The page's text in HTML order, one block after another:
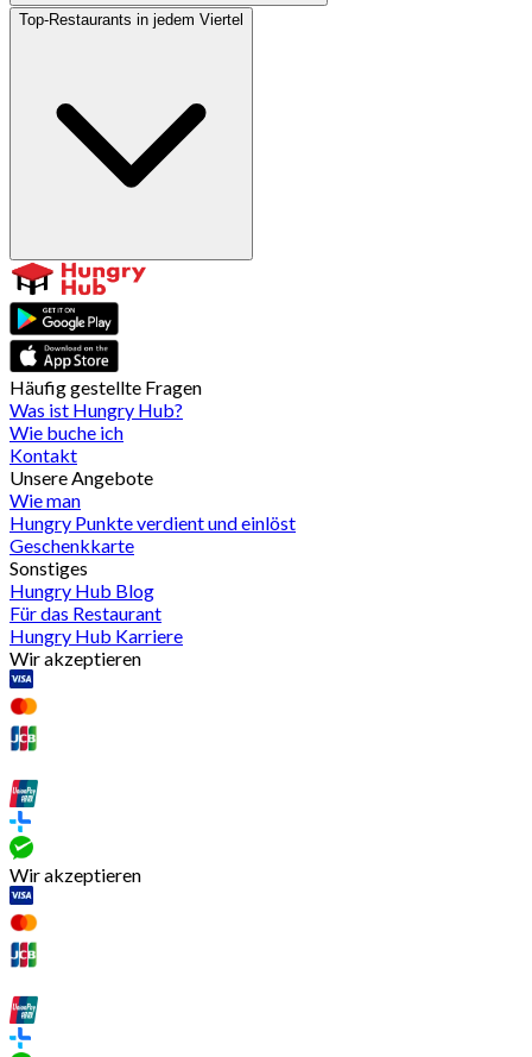
Top-Restaurants in jedem Viertel
Häufig gestellte Fragen
Was ist Hungry Hub?
Wie buche ich
Kontakt
Unsere Angebote
Wie man
Hungry Punkte verdient und einlöst
Geschenkkarte
Sonstiges
Hungry Hub Blog
Für das Restaurant
Hungry Hub Karriere
Wir akzeptieren
Wir akzeptieren